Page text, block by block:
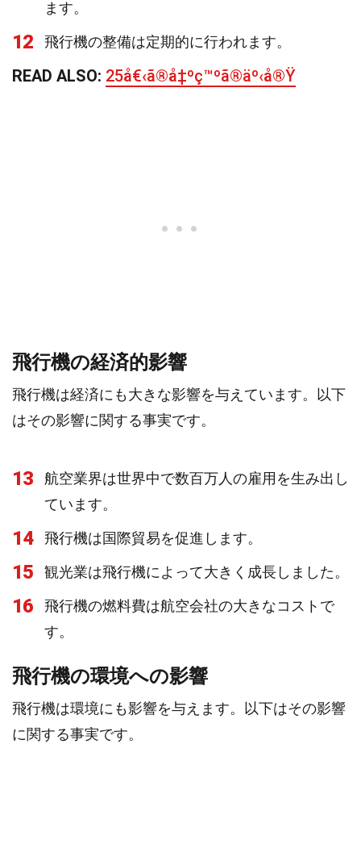
ます。
12 飛行機の整備は定期的に行われます。
READ ALSO: 25å€‹ã®å‡ºç™ºã®äº‹å®Ÿ
飛行機の経済的影響
飛行機は経済にも大きな影響を与えています。以下
はその影響に関する事実です。
13
航空業界は世界中で数百万人の雇用を生み出し
ています。
14 飛行機は国際貿易を促進します。
15 観光業は飛行機によって大きく成長しました。
16
飛行機の燃料費は航空会社の大きなコストで
す。
飛行機の環境への影響
飛行機は環境にも影響を与えます。以下はその影響
に関する事実です。